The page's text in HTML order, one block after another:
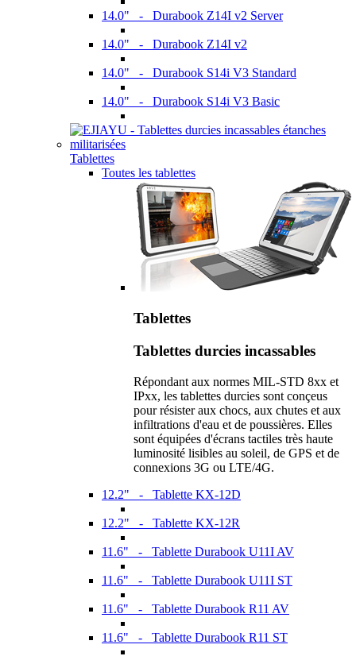
14.0" - Durabook Z14I v2 Server
14.0" - Durabook Z14I v2
14.0" - Durabook S14i V3 Standard
14.0" - Durabook S14i V3 Basic
Tablettes
Toutes les tablettes
Tablettes
Tablettes durcies incassables
Répondant aux normes MIL-STD 8xx et
IPxx, les tablettes durcies sont conçeus
pour résister aux chocs, aux chutes et aux
infiltrations d'eau et de poussières. Elles
sont équipées d'écrans tactiles très haute
luminosité lisibles au soleil, de GPS et de
connexions 3G ou LTE/4G.
12.2" - Tablette KX-12D
12.2" - Tablette KX-12R
11.6" - Tablette Durabook U11I AV
11.6" - Tablette Durabook U11I ST
11.6" - Tablette Durabook R11 AV
11.6" - Tablette Durabook R11 ST